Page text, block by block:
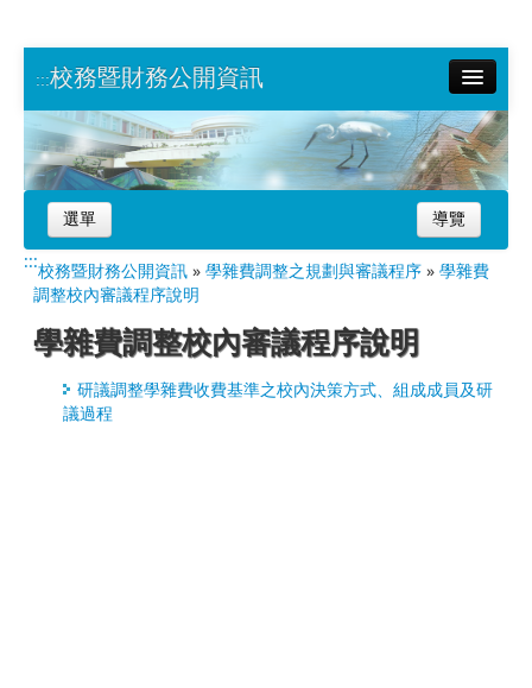
:::校務暨財務公開資訊
南大首頁
網站導覽
選單 導覽
:::校務暨財務公開資訊 » 學雜費調整之規劃與審議程序 » 學雜費
調整校內審議程序說明
學雜費調整校內審議程序說明
研議調整學雜費收費基準之校內決策方式、組成成員及研
議過程